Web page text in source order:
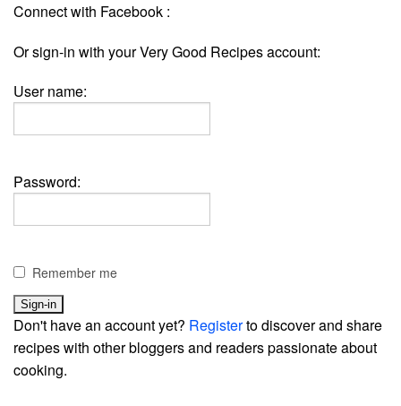
Connect with Facebook :
Or sign-in with your Very Good Recipes account:
User name:
Password:
Remember me
Don't have an account yet? Registerto discover and share
recipes with other bloggers and readers passionate about
cooking.